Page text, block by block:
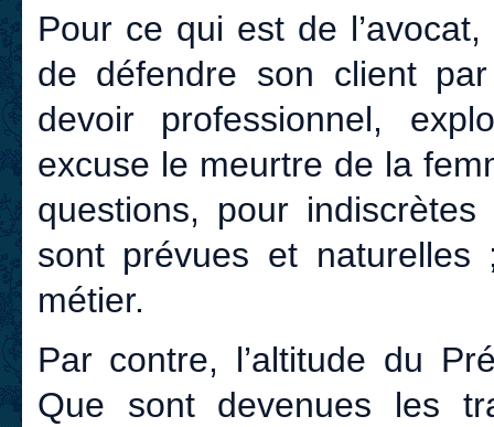
Pour ce qui est de
de défendre son client
devoir professionnel,
excuse le meurtre de la
questions, pour
sont prévues et
métier.
Par contre, l’altitude du
Que sont devenues les